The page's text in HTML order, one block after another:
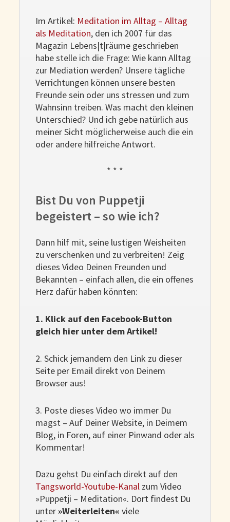
Im Artikel: Meditation im Alltag – Alltag
als Meditation, den ich 2007 für das
Magazin Lebens|t|räume geschrieben
habe stelle ich die Frage: Wie kann Alltag
zur Mediation werden? Unsere tägliche
Verrichtungen können unsere besten
Freunde sein oder uns stressen und zum
Wahnsinn treiben. Was macht den kleinen
Unterschied? Und ich gebe natürlich aus
meiner Sicht möglicherweise auch die ein
oder andere hilfreiche Antwort.
* * *
Bist Du von Puppetji
begeistert – so wie ich?
Dann hilf mit, seine lustigen Weisheiten
zu verschenken und zu verbreiten! Zeig
dieses Video Deinen Freunden und
Bekannten – einfach allen, die ein offenes
Herz dafür haben könnten:
1. Klick auf den Facebook-Button
gleich hier unter dem Artikel!
2. Schick jemandem den Link zu dieser
Seite per Email direkt von Deinem
Browser aus!
3. Poste dieses Video wo immer Du
magst – Auf Deiner Website, in Deimem
Blog, in Foren, auf einer Pinwand oder als
Kommentar!
Dazu gehst Du einfach direkt auf den
Tangsworld-Youtube-Kanalzum Video
»Puppetji – Meditation«. Dort findest Du
unter»Weiterleiten« viele